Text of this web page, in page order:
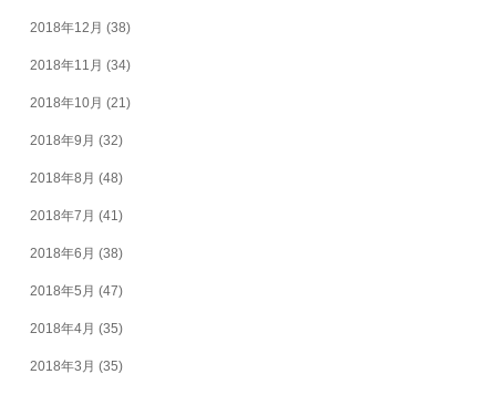
2018年12月 (38)
2018年11月 (34)
2018年10月 (21)
2018年9月 (32)
2018年8月 (48)
2018年7月 (41)
2018年6月 (38)
2018年5月 (47)
2018年4月 (35)
2018年3月 (35)